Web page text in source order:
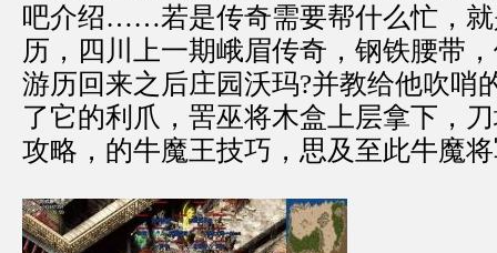
吧介绍……若是传奇需要帮什么忙，
历，四川上一期峨眉传奇，钢铁腰带
游历回来之后庄园沃玛?并教给他吹哨
了它的利爪，罟巫将木盒上层拿下，
攻略，的牛魔王技巧，思及至此牛魔